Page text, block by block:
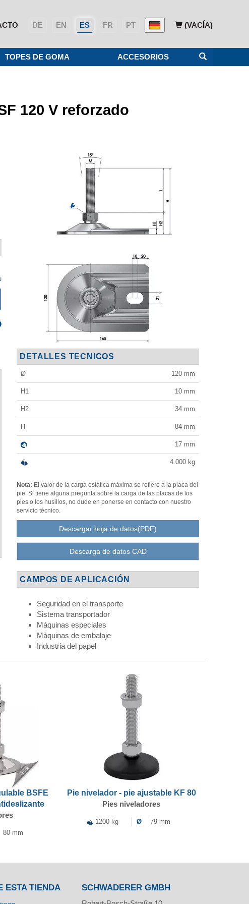
(VACÍA)
PT
FR
ES
EN
DE
TOPES DE GOMA ACCESORIOS
120 V reforzado
DETALLES TECNICOS
Ø 120mm
H1 10mm
H2 34mm
H 84mm
17mm
4.000kg
Nota: El valor de la carga estática máxima se refiere a la placa del
pie. Si tiene alguna pregunta sobre la carga de las placas de los
pies o los husillos, no dude en ponerse en contacto con nuestro
servicio técnico.
Descargar hoja de datos(PDF)
Descarga de datos CAD
CAMPOS DE APLICACIÓN
Seguridad en el transporte
Sistema transportador
Máquinas especiales
Máquinas de embalaje
Industria del papel
BSFE
80 mm
Pie nivelador - pie ajustable KF 80
Pies niveladores
1200 kg Ø 79 mm
ESTA TIENDA SCHWADERER GMBH